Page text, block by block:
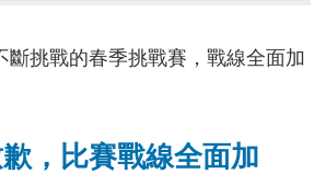
斷挑戰的春季挑戰賽，戰線全面加
，比賽戰線全面加